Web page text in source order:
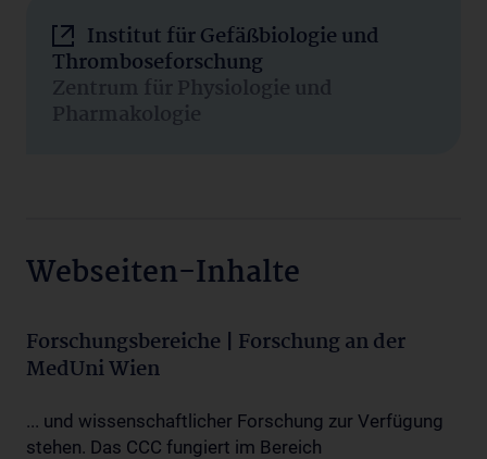
Institut für Gefäßbiologie und
Thromboseforschung
Zentrum für Physiologie und
Pharmakologie
Webseiten-Inhalte
Forschungsbereiche | Forschung an der
MedUni Wien
... und wissenschaftlicher Forschung zur Verfügung
stehen. Das CCC fungiert im Bereich